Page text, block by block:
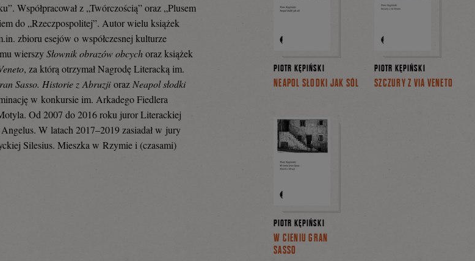
Współpracował z „Twórczością” oraz „Plusem
do „Rzeczpospolitej”. Autor wielu książek
zbioru esejów o współczesnej kulturze
wierszySłownik obrazów obcychoraz książek
, za którą otrzymał Nagrodę Literacką im.
Sasso. Historie z Abruzjioraz Neapol słodki
w konkursie im. Arkadego Fiedlera
Od 2007 do 2016 roku juror Literackiej
W latach 2017–2019 zasiadał w jury
Silesius. Mieszka w Rzymie i (czasami)
PIOTR KĘPIŃSKI
NEAPOL SŁODKI JAK SÓL
PIOTR KĘPIŃSKI
SZCZURY Z VIA VENETO
PIOTR KĘPIŃSKI
W CIENIU GRAN
SASSO